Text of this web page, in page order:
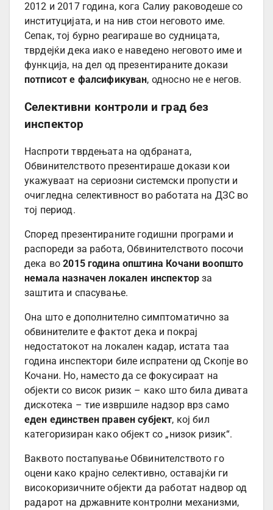
2012 и 2017 година, кога Салиу раководеше со
институцијата, и на нив стои неговото име.
Сепак, тој бурно реагираше во судницата,
тврдејќи дека иако е наведено неговото име и
функција, на дел од презентираните докази
потписот е фалсификуван, односно не е негов.
Селективни контроли и град без
инспектор
Наспроти тврдењата на одбраната,
Обвинителството презентираше докази кои
укажуваат на сериозни системски пропусти и
очигледна селективност во работата на ДЗС во
тој период.
Според презентираните годишни програми и
распореди за работа, Обвинителството посочи
дека во2015 година општина Кочани воопшто
немала назначен локален инспекторза
заштита и спасување.
Она што е дополнително симптоматично за
обвинителите е фактот дека и покрај
недостатокот на локален кадар, истата таа
година инспектори биле испратени од Скопје во
Кочани. Но, наместо да се фокусираат на
објекти со висок ризик – како што била дивата
дискотека – тие извршиле надзор врз само
еден единствен правен субјект, кој бил
категоризиран како објект со „низок ризик“.
Ваквото постапување Обвинителството го
оцени како крајно селективно, оставајќи ги
високоризичните објекти да работат надвор од
радарот на државните контролни механизми,